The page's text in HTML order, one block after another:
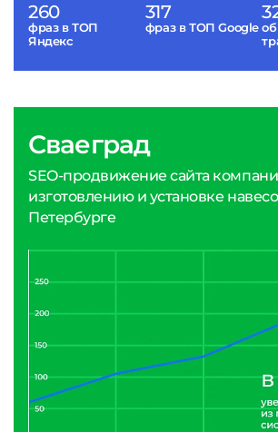
260
фраз в ТОП
Яндекс
317
фраз в ТОП Google
Сваеград
SEO-продвижение сайта
изготовлению и установке
Петербурге